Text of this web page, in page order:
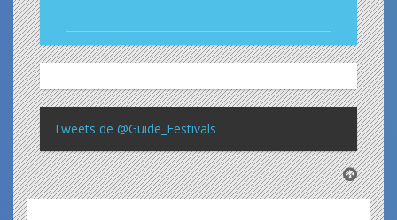
Tweets de @Guide_Festivals